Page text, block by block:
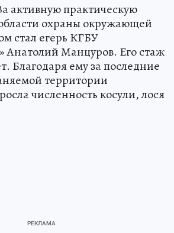
активную практическую
охраны окружающей
стал егерь КГБУ
Анатолий Манцуров. Его стаж
Благодаря ему за последние
территории
численность косули, лося